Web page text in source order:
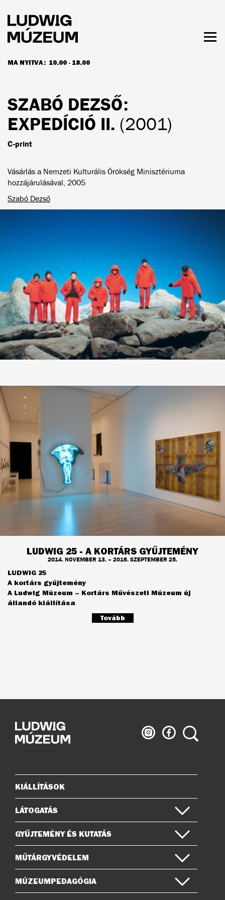
tartalomra
MA NYITVA: 10.00 - 18.00
NYITVATARTÁS ÉS JEGYÁRAK
SZABÓ DEZSŐ:
EXPEDÍCIÓ II. (2001)
C-print
Vásárlás a Nemzeti Kulturális Örökség Minisztériuma
hozzájárulásával, 2005
Szabó Dezső
LUDWIG 25 - A KORTÁRS GYŰJTEMÉNY
2014. NOVEMBER 13. – 2016. SZEPTEMBER 25.
LUDWIG 25
A kortárs gyűjtemény
A Ludwig Múzeum – Kortárs Művészeti Múzeum új
állandó kiállítása
Tovább
Ludwig
Múzeum
Ludwig
Múzeum
Keresés
Oldaltérkép
KIÁLLÍTÁSOK
LÁTOGATÁS
GYŰJTEMÉNY ÉS KUTATÁS
MŰTÁRGYVÉDELEM
MÚZEUMPEDAGÓGIA